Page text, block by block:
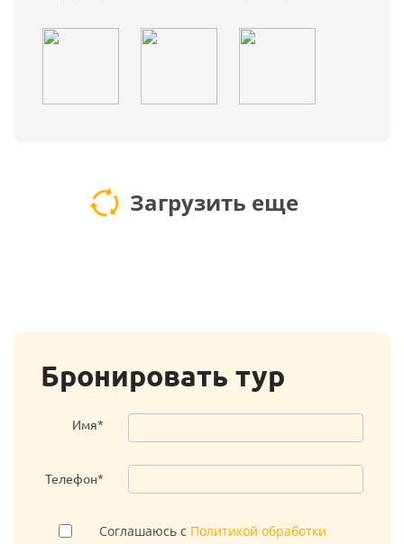
Загрузить еще
Бронировать тур
Имя*
Телефон*
Соглашаюсь с Политикой обработки